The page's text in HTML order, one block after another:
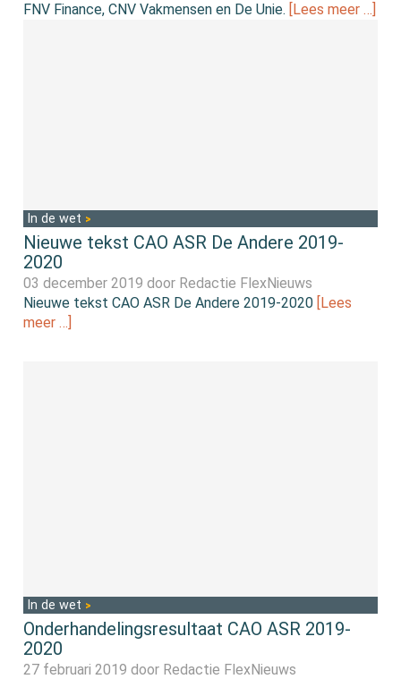
FNV Finance, CNV Vakmensen en De Unie. [Lees meer …]
In de wet
Nieuwe tekst CAO ASR De Andere 2019-
2020
03 december 2019 door Redactie FlexNieuws
Nieuwe tekst CAO ASR De Andere 2019-2020 [Lees
meer …]
In de wet
Onderhandelingsresultaat CAO ASR 2019-
2020
27 februari 2019 door Redactie FlexNieuws